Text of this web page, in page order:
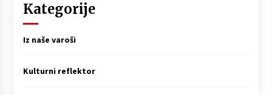
Kategorije
Iz naše varoši
Kulturni reflektor